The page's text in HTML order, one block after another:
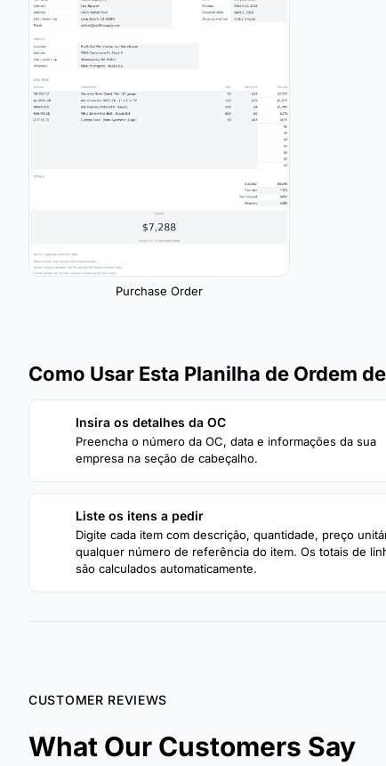
Purchase Order
Como Usar Esta Planilha de Ordem
Insira os detalhes da OC
Preencha o número da OC, data e informações da sua
empresa na seção de cabeçalho.
Liste os itens a pedir
Digite cada item com descrição, quantidade, preço
qualquer número de referência do item. Os totais de
são calculados automaticamente.
CUSTOMER REVIEWS
What Our Customers Say